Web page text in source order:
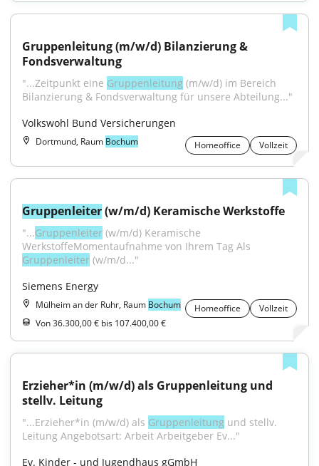
Gruppenleitung (m/w/d) Bilanzierung &
Fondsverwaltung
"...Zeitpunkt eine Gruppenleitung (m/w/d) im Bereich
Bilanzierung & Fondsverwaltung für unsere Abteilung..."
Volkswohl Bund Versicherungen
Dortmund, Raum Bochum Homeoffice Vollzeit
Gruppenleiter (w/m/d) Keramische Werkstoffe
"...Gruppenleiter (w/m/d) Keramische
Gruppenleiter (w/m/d..."
Siemens Energy
Mülheim an der Ruhr, Raum Bochum Homeoffice
Vollzeit
Von 36.300,00 € bis 107.400,00 €
Erzieher*in (m/w/d) als Gruppenleitung und
stellv. Leitung
"...Erzieher*in (m/w/d) als Gruppenleitung und stellv.
Leitung Angebotsart: Arbeit Arbeitgeber Ev..."
Ev. Kinder - und Jugendhaus gGmbH